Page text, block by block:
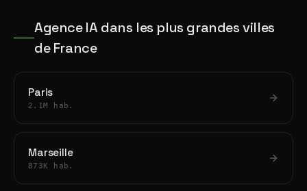
Agence IA dans les plus grandes villes
de France
Paris
2.1M hab.
Marseille
873K hab.